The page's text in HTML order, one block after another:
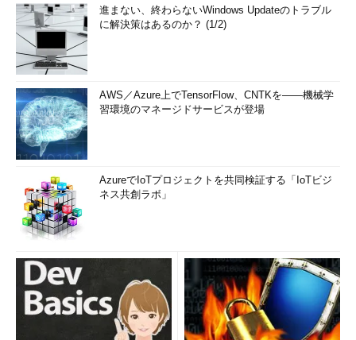
進まない、終わらないWindows Updateのトラブル
に解決策はあるのか？ (1/2)
AWS／Azure上でTensorFlow、CNTKを――機械学
習環境のマネージドサービスが登場
AzureでIoTプロジェクトを共同検証する「IoTビジ
ネス共創ラボ」